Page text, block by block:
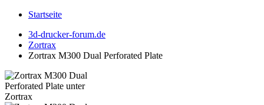
Startseite
3d-drucker-forum.de
Zortrax
Zortrax M300 Dual Perforated Plate